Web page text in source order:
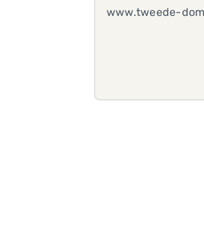
www.tweede-